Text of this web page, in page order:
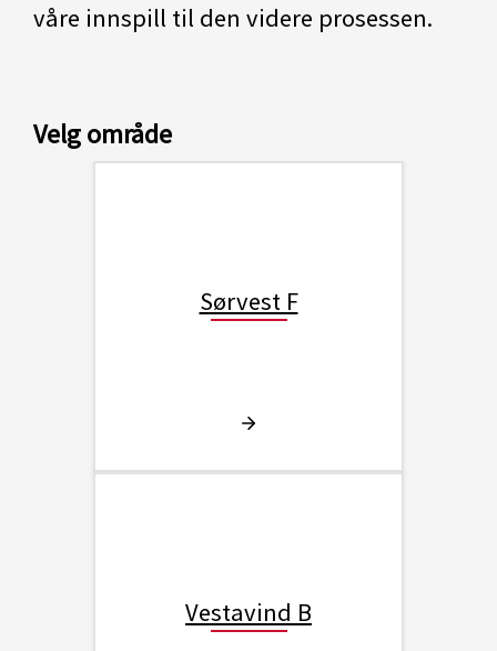
våre innspill til den videre prosessen.
Velg område
Sørvest F
Vestavind B